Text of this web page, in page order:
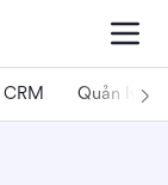
CRM Quản lý dự